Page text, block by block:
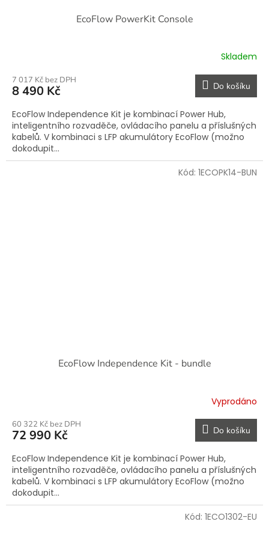
EcoFlow PowerKit Console
Skladem
7 017 Kč bez DPH
8 490 Kč Do košíku
EcoFlow Independence Kit je kombinací Power Hub,
inteligentního rozvaděče, ovládacího panelu a příslušných
kabelů. V kombinaci s LFP akumulátory EcoFlow (možno
dokodupit...
EcoFlow Independence Kit - bundle
Vyprodáno
60 322 Kč bez DPH
72 990 Kč Do košíku
EcoFlow Independence Kit je kombinací Power Hub,
inteligentního rozvaděče, ovládacího panelu a příslušných
kabelů. V kombinaci s LFP akumulátory EcoFlow (možno
dokodupit...
Kód: 1ECOPK14-BUN
Kód: 1ECO1302-EU